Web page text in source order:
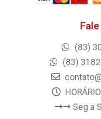
(83)
(83)
Seg a